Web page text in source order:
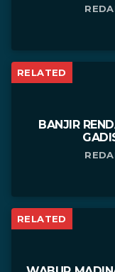
RELATED
BANJIR
RELATED